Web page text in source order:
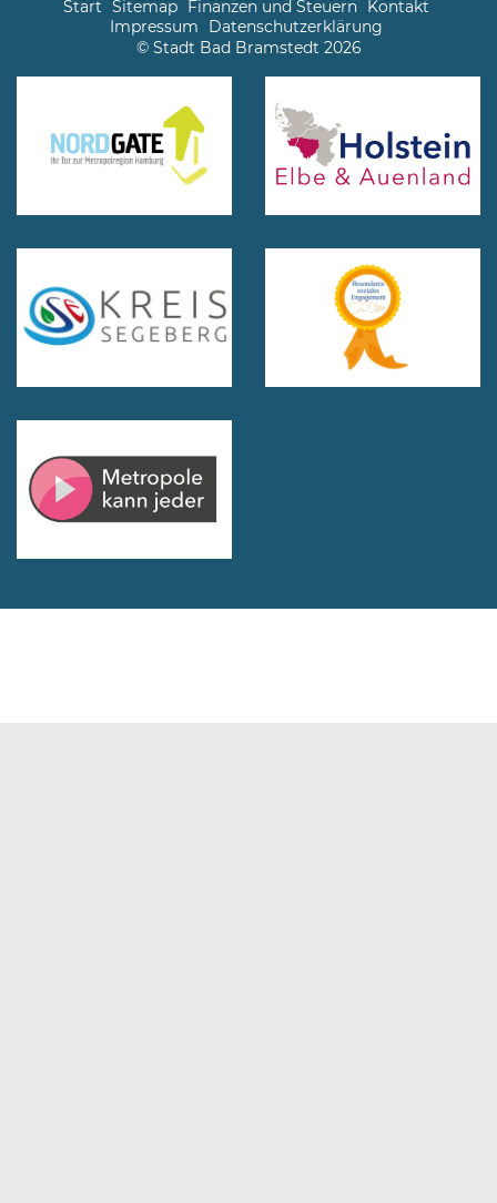
Start Sitemap Finanzen und Steuern Kontakt
Impressum
Datenschutzerklärung
© Stadt Bad Bramstedt 2026